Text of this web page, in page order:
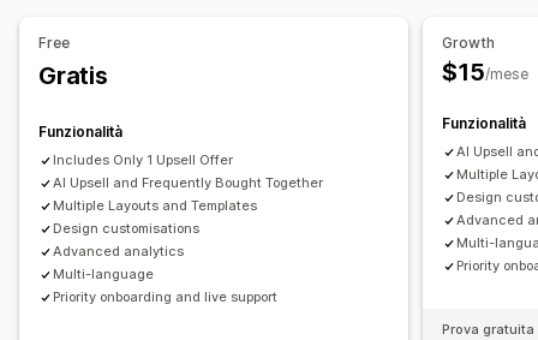
Prodotti fisici
Prezzi fissi Prezzi a più livelli Scaglioni di quantità Sconti
Sconti sui volumi Sconti forfettari
Sconti percentuali
Paga uno, prendi due Abbonamenti
Prezzi in blocco
Prezzi all’ingrosso Prezzi dinamici Prezzi personalizzati
Componenti aggiuntivi del prodotto
Prodotti consigliati
Spesso acquistati insieme
Scaglioni di quantità
Sconti sui volumi Sconti progressivi
Upgrade dell’abbonamento
Analisi
Percentuali di clic Tassi di conversione
Free
Gratis
Funzionalità
Includes Only 1 Upsell Offer
AI Upsell and Frequently Bought Together
Multiple Layouts and Templates
Design customisations
Advanced analytics
Multi-language
Priority onboarding and live support
Growth
$15/mese
Funzionalità
AI Upsell
Multiple
Design
Advanced
Multi-
Priority
Prova